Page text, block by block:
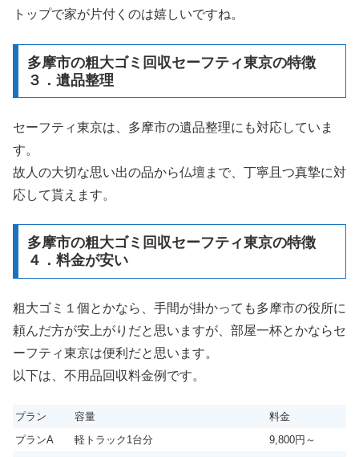
トップで家が片付くのは嬉しいですね。
多摩市の粗大ゴミ回収セーフティ東京の特徴
３．遺品整理
セーフティ東京は、多摩市の遺品整理にも対応していま
す。
故人の大切な思い出の品から仏壇まで、丁寧且つ真摯に対
応して貰えます。
多摩市の粗大ゴミ回収セーフティ東京の特徴
４．料金が安い
粗大ゴミ１個とかなら、手間が掛かっても多摩市の役所に
頼んだ方が安上がりだと思いますが、部屋一杯とかならセ
ーフティ東京は便利だと思います。
以下は、不用品回収料金例です。
プラン 容量
料金
プランA
軽トラック1台分 9,800円～